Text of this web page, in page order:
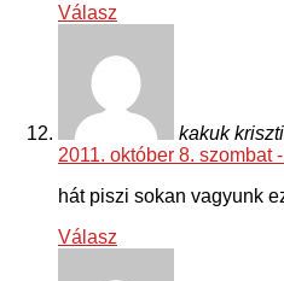
Válasz
kakuk
2011. október 8. szombat
hát piszi sokan vagyunk
Válasz